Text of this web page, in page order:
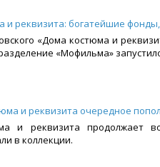
и реквизита: богатейшие фонды,
«Дома костюма и
«Мофильма»
и реквизита очередное
и реквизита продолжает
в коллекции.